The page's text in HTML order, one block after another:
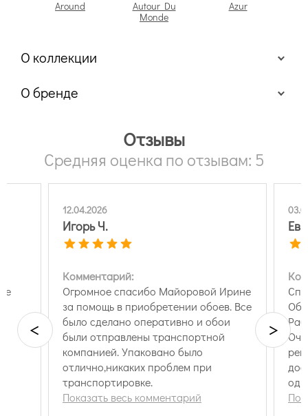
Around
Autour Du
Monde
Azur
О коллекции
О бренде
Beton. Название дано неспроста, обои вдохновлены
структурой бетона. Но не стоит беспокоиться,
бетонное уныние вам не грозит.
Swing. Понравится тем, кто любит скандинавский
стиль. Винтажные узоры, цвета от спокойных и
Отзывы
Средняя оценка по отзывам: 5
12.04.2026
Игорь Ч.
Комментарий:
Огромное спасибо Майоровой Ирине
за помощь в приобретении обоев. Все
было сделано оперативно и обои
были отправлены транспортной
компанией. Упаковано было
отлично,никаких проблем при
транспортировке.
Показать весь комментарий
< >